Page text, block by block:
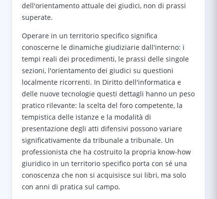
dell'orientamento attuale dei giudici, non di prassi
superate.
Operare in un territorio specifico significa
conoscerne le dinamiche giudiziarie dall'interno: i
tempi reali dei procedimenti, le prassi delle singole
sezioni, l'orientamento dei giudici su questioni
localmente ricorrenti. In Diritto dell'informatica e
delle nuove tecnologie questi dettagli hanno un peso
pratico rilevante: la scelta del foro competente, la
tempistica delle istanze e la modalità di
presentazione degli atti difensivi possono variare
significativamente da tribunale a tribunale. Un
professionista che ha costruito la propria know-how
giuridico in un territorio specifico porta con sé una
conoscenza che non si acquisisce sui libri, ma solo
con anni di pratica sul campo.